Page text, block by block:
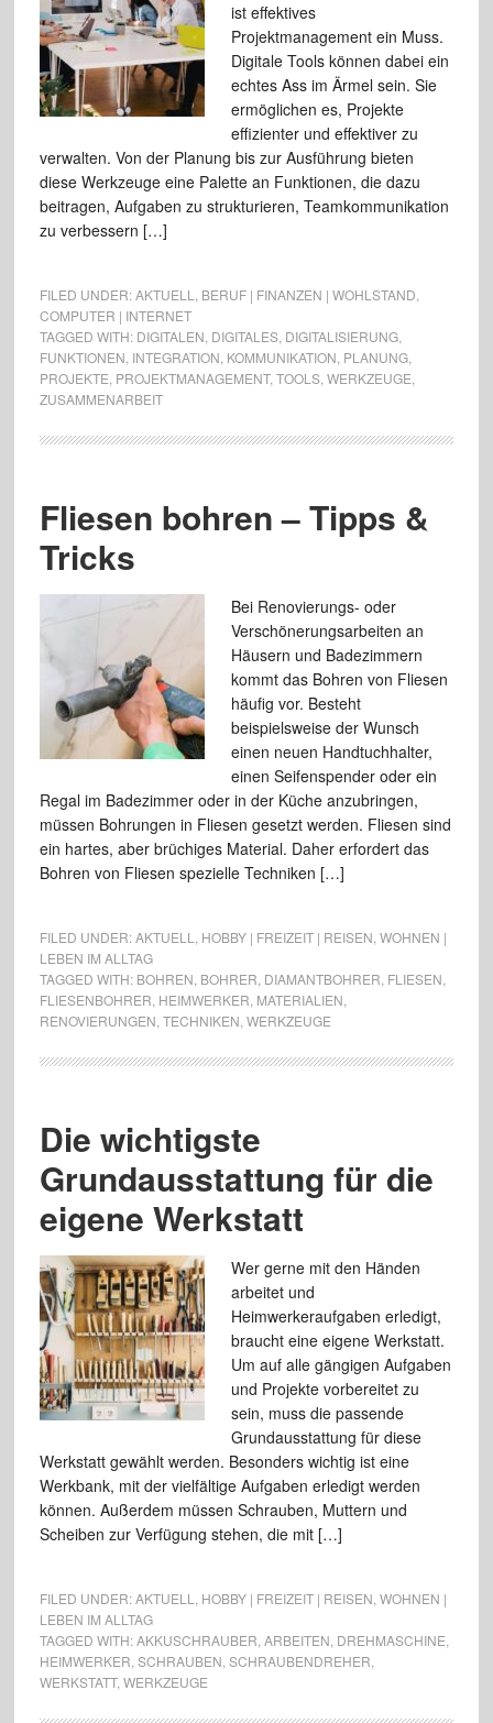
ist effektives
Projektmanagement ein Muss.
Digitale Tools können dabei ein
echtes Ass im Ärmel sein. Sie
ermöglichen es, Projekte
effizienter und effektiver zu
verwalten. Von der Planung bis zur Ausführung bieten
diese Werkzeuge eine Palette an Funktionen, die dazu
beitragen, Aufgaben zu strukturieren, Teamkommunikation
zu verbessern […]
FILED UNDER:AKTUELL BERUF | FINANZEN | WOHLSTAND
COMPUTER | INTERNET
TAGGED WITH: DIGITALEN DIGITALES, DIGITALISIERUNG,
FUNKTIONEN INTEGRATION KOMMUNIKATION PLANUNG,
PROJEKTE PROJEKTMANAGEMENT, TOOLS, WERKZEUGE
ZUSAMMENARBEIT
Fliesen bohren – Tipps &
Tricks
Bei Renovierungs- oder
Verschönerungsarbeiten an
Häusern und Badezimmern
kommt das Bohren von Fliesen
häufig vor. Besteht
beispielsweise der Wunsch
einen neuen Handtuchhalter,
einen Seifenspender oder ein
Regal im Badezimmer oder in der Küche anzubringen,
müssen Bohrungen in Fliesen gesetzt werden. Fliesen sind
ein hartes, aber brüchiges Material. Daher erfordert das
Bohren von Fliesen spezielle Techniken […]
FILED UNDER:AKTUELL HOBBY | FREIZEIT | REISEN WOHNEN |
LEBEN IM ALLTAG
TAGGED WITH: BOHREN BOHRER DIAMANTBOHRER FLIESEN
FLIESENBOHRER HEIMWERKER MATERIALIEN
RENOVIERUNGEN TECHNIKEN WERKZEUGE
Die wichtigste
Grundausstattung für die
eigene Werkstatt
Wer gerne mit den Händen
arbeitet und
Heimwerkeraufgaben erledigt,
braucht eine eigene Werkstatt.
Um auf alle gängigen Aufgaben
und Projekte vorbereitet zu
sein, muss die passende
Grundausstattung für diese
Werkstatt gewählt werden. Besonders wichtig ist eine
Werkbank, mit der vielfältige Aufgaben erledigt werden
können. Außerdem müssen Schrauben, Muttern und
Scheiben zur Verfügung stehen, die mit […]
FILED UNDER:AKTUELL HOBBY | FREIZEIT | REISEN WOHNEN |
LEBEN IM ALLTAG
TAGGED WITH:AKKUSCHRAUBER ARBEITEN DREHMASCHINE
HEIMWERKER SCHRAUBEN SCHRAUBENDREHER
WERKSTATT, WERKZEUGE